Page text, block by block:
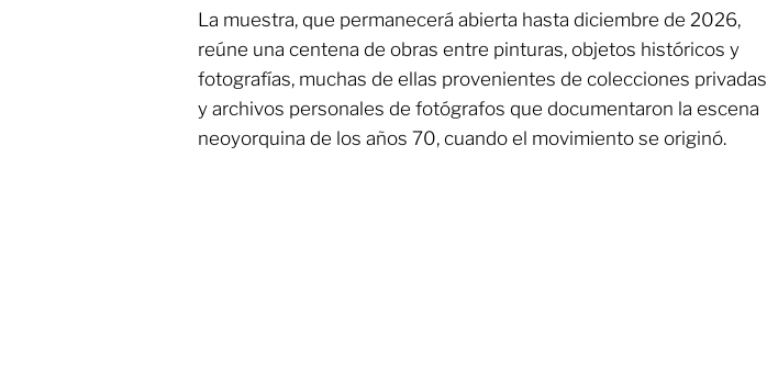
La muestra, que permanecerá abierta hasta diciembre de 2026,
reúne una centena de obras entre pinturas, objetos históricos y
fotografías, muchas de ellas provenientes de colecciones privadas
y archivos personales de fotógrafos que documentaron la escena
neoyorquina de los años 70, cuando el movimiento se originó.